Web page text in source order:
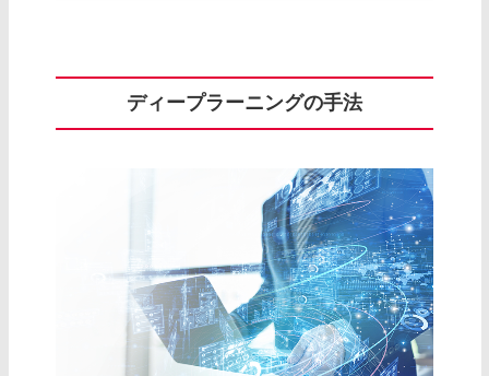
ディープラーニングの手法